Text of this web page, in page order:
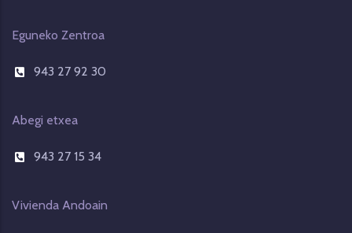
Eguneko Zentroa
943 27 92 30
Abegi etxea
943 27 15 34
Vivienda Andoain